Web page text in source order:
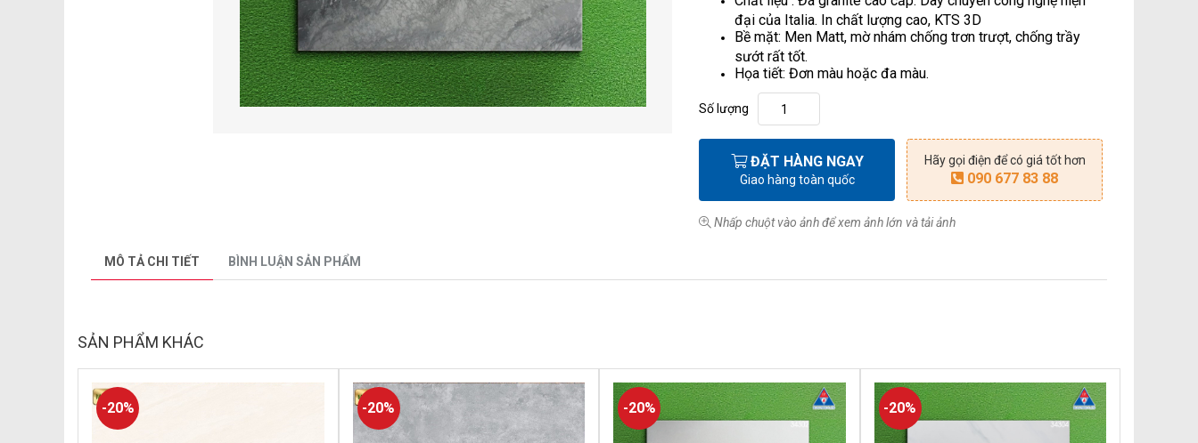
đại của Italia. In chất lượng cao, KTS 3D
Bề mặt: Men Matt, mờ nhám chống trơn trượt, chống trầy
sướt rất tốt.
Họa tiết: Đơn màu hoặc đa màu.
Số lượng
ĐẶT HÀNG NGAY
Giao hàng toàn quốc
Hãy gọi điện để có giá tốt hơn
090 677 83 88
Nhấp chuột vào ảnh để xem ảnh lớn và tải ảnh
MÔ TẢ CHI TIẾT BÌNH LUẬN SẢN PHẨM
SẢN PHẨM KHÁC
-20% -20% -20% -20%